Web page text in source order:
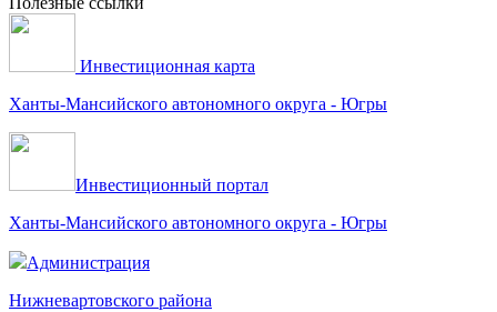
Инвестиционная карта
Ханты-Мансийского автономного округа - Югры
Инвестиционный портал
Ханты-Мансийского автономного округа - Югры
Администрация
Нижневартовского района